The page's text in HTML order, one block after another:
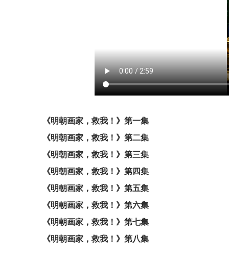
《明朝画家，救我！》第一集
《明朝画家，救我！》第二集
《明朝画家，救我！》第三集
《明朝画家，救我！》第四集
《明朝画家，救我！》第五集
《明朝画家，救我！》第六集
《明朝画家，救我！》第七集
《明朝画家，救我！》第八集